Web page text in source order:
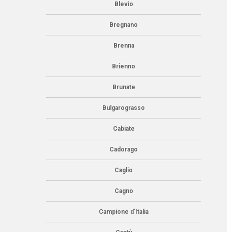
Blevio
Bregnano
Brenna
Brienno
Brunate
Bulgarograsso
Cabiate
Cadorago
Caglio
Cagno
Campione d'Italia